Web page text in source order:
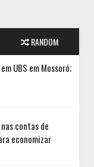
RANDOM
UBS em Mossoró;
contas de
economizar